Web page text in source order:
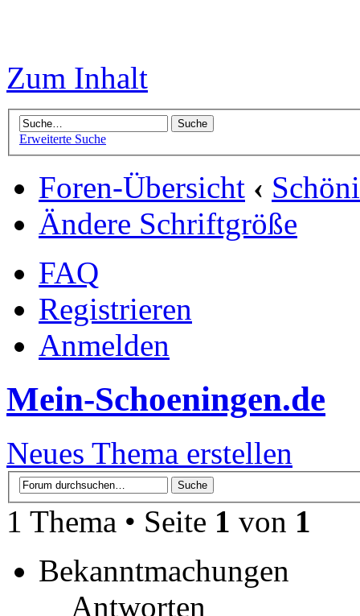
Zum Inhalt
Erweiterte Suche
Foren-Übersicht ‹
Ändere Schriftgröße
FAQ
Registrieren
Anmelden
Mein-Schoeningen.de
Neues Thema erstellen
1 Thema • Seite 1 von 1
Bekanntmachungen
Antworten